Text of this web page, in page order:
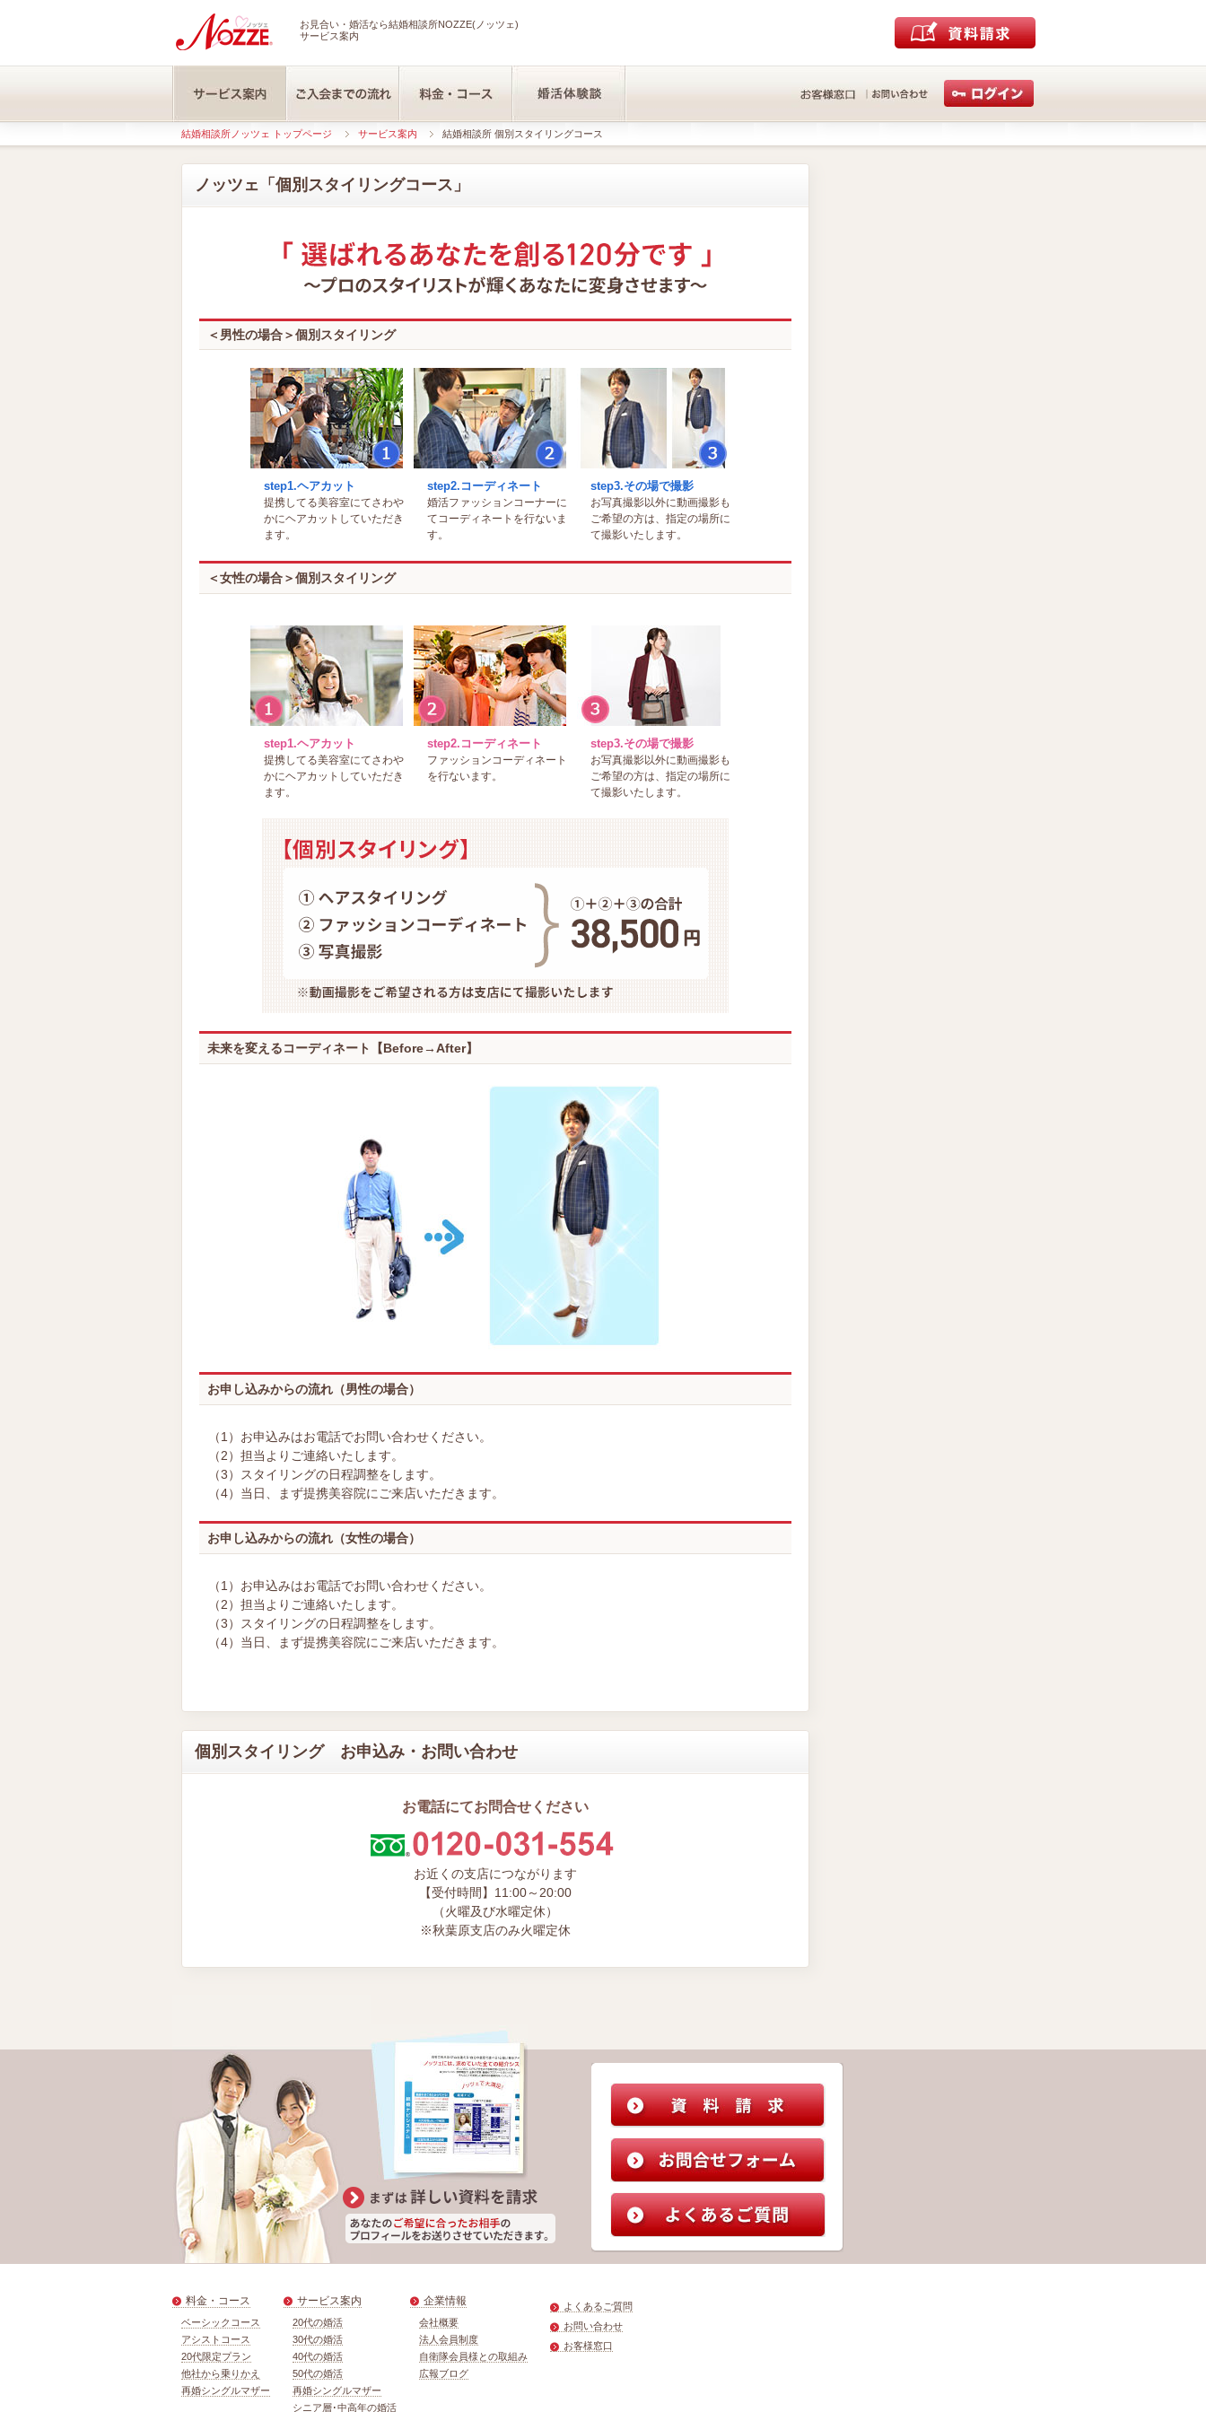
お見合い・婚活なら結婚相談所NOZZE(ノッツェ)
サービス案内
結婚相談所ノッツェ トップページ サービス案内 結婚相談所 個別スタイリングコース
ノッツェ「個別スタイリングコース」
＜男性の場合＞個別スタイリング
step1.ヘアカット
提携してる美容室にてさわや
かにヘアカットしていただき
ます。
step2.コーディネート
婚活ファッションコーナーに
てコーディネートを行ないま
す。
step3.その場で撮影
お写真撮影以外に動画撮影も
ご希望の方は、指定の場所に
て撮影いたします。
＜女性の場合＞個別スタイリング
step1.ヘアカット
提携してる美容室にてさわや
かにヘアカットしていただき
ます。
step2.コーディネート
ファッションコーディネート
を行ないます。
step3.その場で撮影
お写真撮影以外に動画撮影も
ご希望の方は、指定の場所に
て撮影いたします。
未来を変えるコーディネート【Before→After】
お申し込みからの流れ（男性の場合）
（1）お申込みはお電話でお問い合わせください。
（2）担当よりご連絡いたします。
（3）スタイリングの日程調整をします。
（4）当日、まず提携美容院にご来店いただきます。
お申し込みからの流れ（女性の場合）
（1）お申込みはお電話でお問い合わせください。
（2）担当よりご連絡いたします。
（3）スタイリングの日程調整をします。
（4）当日、まず提携美容院にご来店いただきます。
個別スタイリング お申込み・お問い合わせ
お電話にてお問合せください
お近くの支店につながります
【受付時間】11:00～20:00
（火曜及び水曜定休）
※秋葉原支店のみ火曜定休
料金・コース
ベーシックコース
アシストコース
20代限定プラン
他社から乗りかえ
再婚シングルマザー
サービス案内
20代の婚活
30代の婚活
40代の婚活
50代の婚活
再婚シングルマザー
シニア層･中高年の婚活
企業情報
会社概要
法人会員制度
自衛隊会員様との取組み
広報ブログ
よくあるご質問
お問い合わせ
お客様窓口